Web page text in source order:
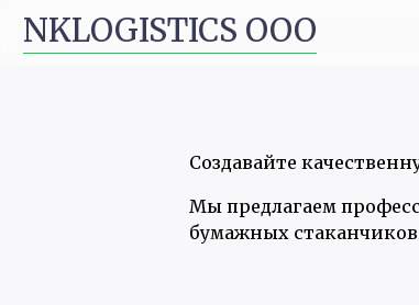
NKLOGISTICS ООО
Создавайте
Мы предлагаем
бумажных